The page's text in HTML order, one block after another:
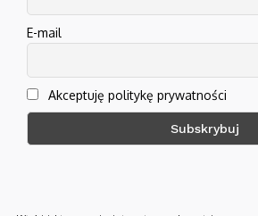
E-mail
Akceptuję politykę prywatności